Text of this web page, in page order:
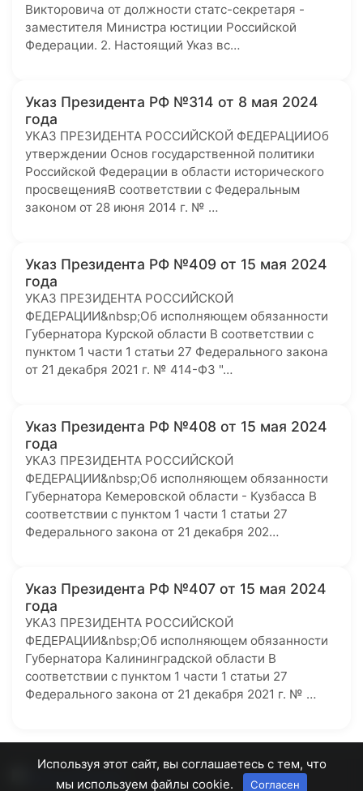
Викторовича от должности статс-секретаря -
заместителя Министра юстиции Российской
Федерации. 2. Настоящий Указ вс…
Указ Президента РФ №314 от 8 мая 2024
года
УКАЗ ПРЕЗИДЕНТА РОССИЙСКОЙ ФЕДЕРАЦИИОб
утверждении Основ государственной политики
Российской Федерации в области исторического
просвещенияВ соответствии с Федеральным
законом от 28 июня 2014 г. № …
Указ Президента РФ №409 от 15 мая 2024
года
УКАЗ ПРЕЗИДЕНТА РОССИЙСКОЙ
ФЕДЕРАЦИИ&nbsp;Об исполняющем обязанности
Губернатора Курской области В соответствии с
пунктом 1 части 1 статьи 27 Федерального закона
от 21 декабря 2021 г. № 414-ФЗ "…
Указ Президента РФ №408 от 15 мая 2024
года
УКАЗ ПРЕЗИДЕНТА РОССИЙСКОЙ
ФЕДЕРАЦИИ&nbsp;Об исполняющем обязанности
Губернатора Кемеровской области - Кузбасса В
соответствии с пунктом 1 части 1 статьи 27
Федерального закона от 21 декабря 202…
Указ Президента РФ №407 от 15 мая 2024
года
УКАЗ ПРЕЗИДЕНТА РОССИЙСКОЙ
ФЕДЕРАЦИИ&nbsp;Об исполняющем обязанности
Губернатора Калининградской области В
соответствии с пунктом 1 части 1 статьи 27
Федерального закона от 21 декабря 2021 г. № …
Используя этот сайт, вы соглашаетесь с тем, что
мы используем файлы cookie.
Согласен